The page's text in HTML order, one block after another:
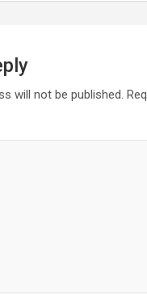
will not be published.